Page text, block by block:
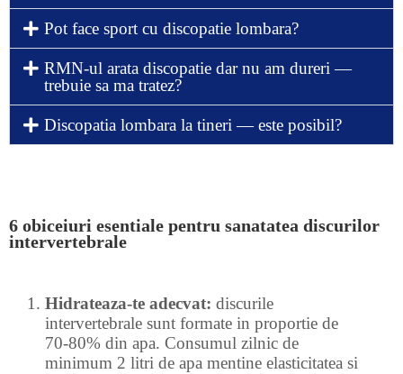
Pot face sport cu discopatie lombara?
RMN-ul arata discopatie dar nu am dureri —
trebuie sa ma tratez?
Discopatia lombara la tineri — este posibil?
6 obiceiuri esentiale pentru sanatatea discurilor
intervertebrale
Hidrateaza-te adecvat: discurile
intervertebrale sunt formate in proportie de
70-80% din apa. Consumul zilnic de
minimum 2 litri de apa mentine elasticitatea si